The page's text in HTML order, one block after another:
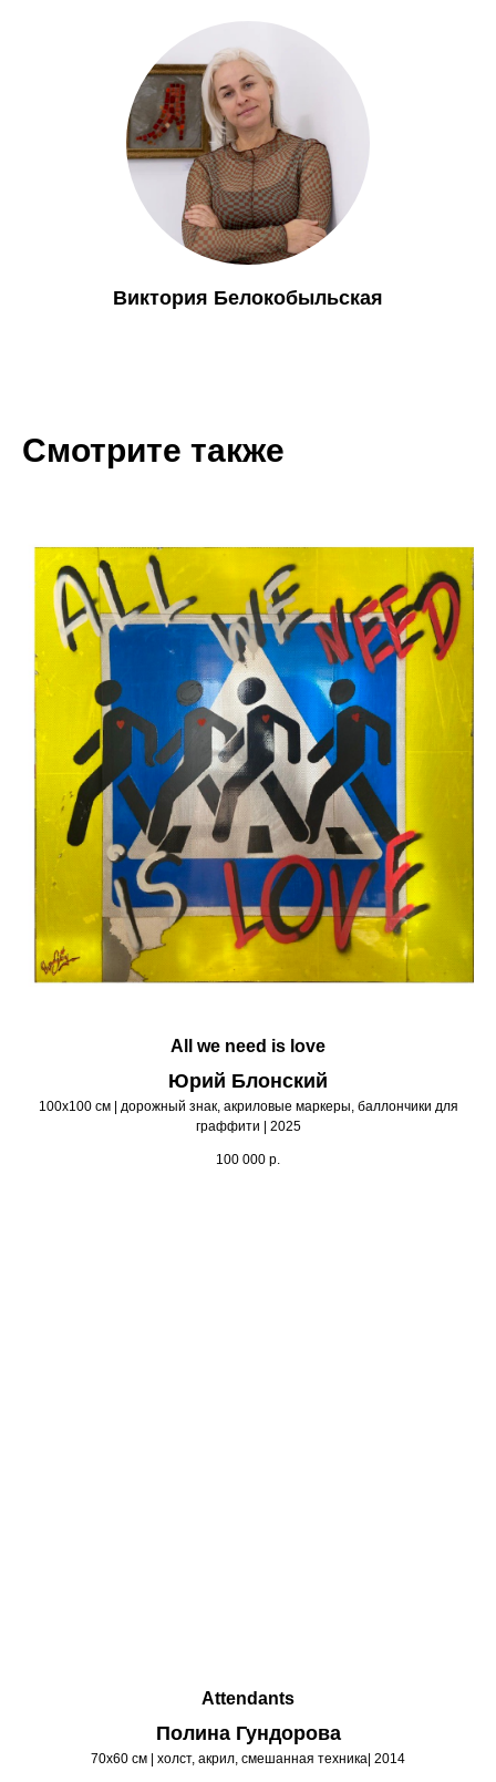
Виктория Белокобыльская
Смотрите также
All we need is love
Юрий Блонский
100х100 см | дорожный знак, акриловые маркеры, баллончики для
граффити | 2025
100 000 р.
Attendants
Полина Гундорова
70х60 см | холст, акрил, смешанная техника| 2014